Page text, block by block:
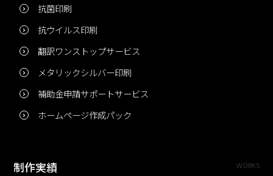
抗菌印刷
抗ウイルス印刷
翻訳ワンストップサービス
メタリックシルバー印刷
補助金申請サポートサービス
ホームページ作成パック
制作実績 WORKS